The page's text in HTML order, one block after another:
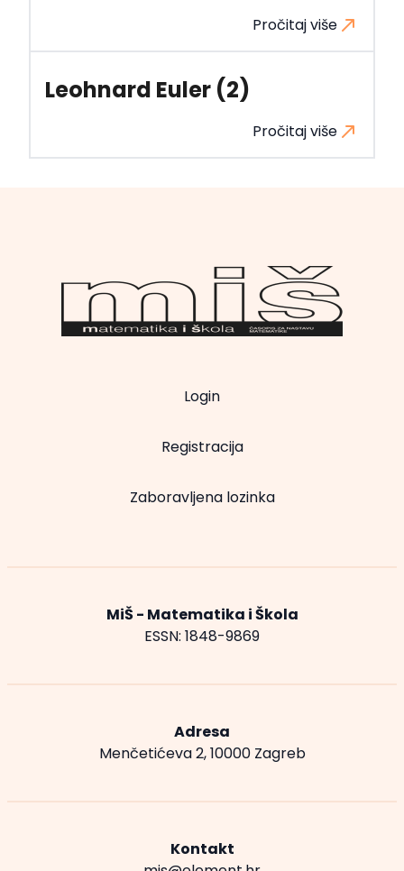
Pročitaj više
Leohnard Euler (2)
Pročitaj više
Login
Registracija
Zaboravljena lozinka
MiŠ - Matematika i Škola
ESSN: 1848-9869
Adresa
Menčetićeva 2, 10000 Zagreb
Kontakt